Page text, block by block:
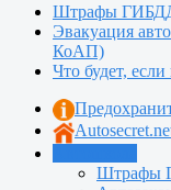
Штрафы ГИБДД
Эвакуация
КоАП)
Что будет,
Штрафы